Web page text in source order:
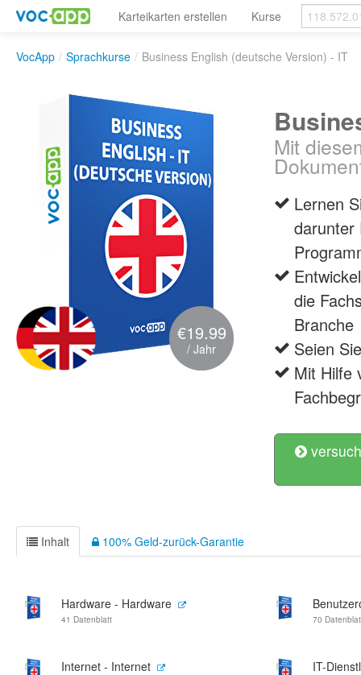
Karteikarten erstellen Kurse
VocApp / Sprachkurse / Business English (deutsche Version) - IT
€19.99
/ Jahr
Mit
Lernen
darunter
die
Branche
Seien
Mit Hilfe
Inhalt 100% Geld-zurück-Garantie
Hardware - Hardware
41 Datenblatt 70
Internet - Internet IT-